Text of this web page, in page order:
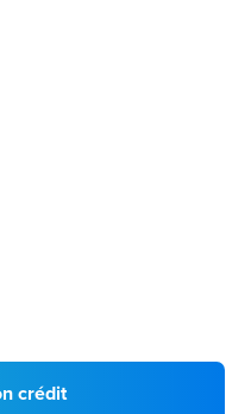
crédit